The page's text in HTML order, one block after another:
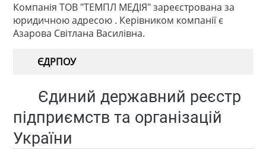
Компанія ТОВ "ТЕМПЛ МЕДІЯ" зареєстрована за
юридичною адресою . Керівником компанії є
Азарова Світлана Василівна.
ЄДРПОУ
Єдиний державний реєстр
підприємств та організацій
України